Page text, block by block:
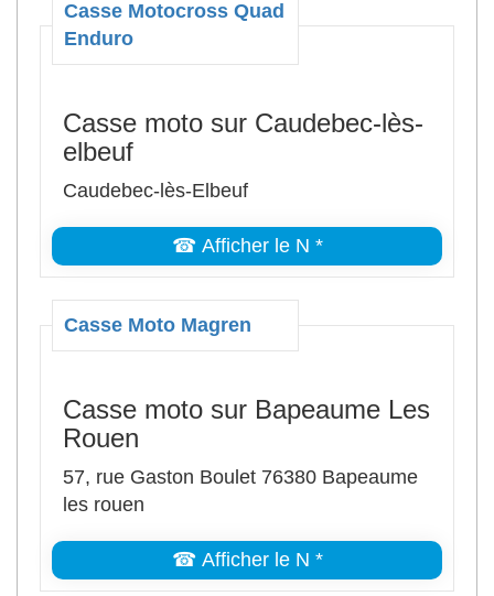
Casse Motocross Quad
Enduro
Casse moto sur Caudebec-lès-
elbeuf
Caudebec-lès-Elbeuf
☎ Afficher le N *
Casse Moto Magren
Casse moto sur Bapeaume Les
Rouen
57, rue Gaston Boulet 76380 Bapeaume
les rouen
☎ Afficher le N *